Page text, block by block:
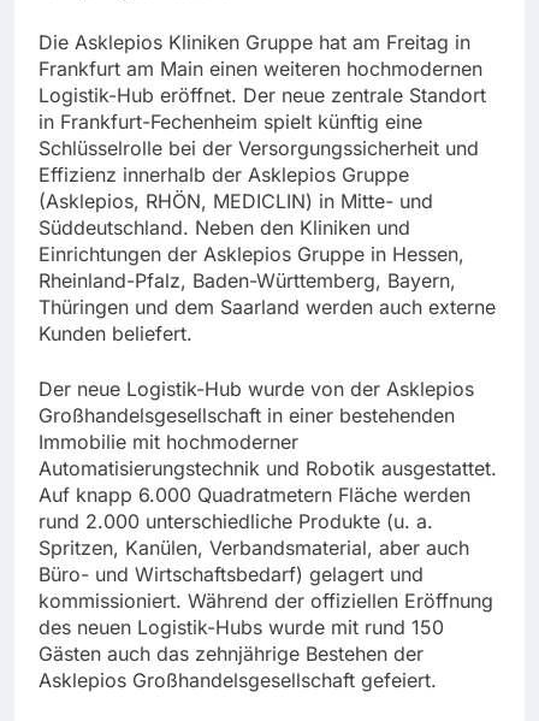
Die Asklepios Kliniken Gruppe hat am Freitag in
Frankfurt am Main einen weiteren hochmodernen
Logistik-Hub eröffnet. Der neue zentrale Standort
in Frankfurt-Fechenheim spielt künftig eine
Schlüsselrolle bei der Versorgungssicherheit und
Effizienz innerhalb der Asklepios Gruppe
(Asklepios, RHÖN, MEDICLIN) in Mitte- und
Süddeutschland. Neben den Kliniken und
Einrichtungen der Asklepios Gruppe in Hessen,
Rheinland-Pfalz, Baden-Württemberg, Bayern,
Thüringen und dem Saarland werden auch externe
Kunden beliefert.
Der neue Logistik-Hub wurde von der Asklepios
Großhandelsgesellschaft in einer bestehenden
Immobilie mit hochmoderner
Automatisierungstechnik und Robotik ausgestattet.
Auf knapp 6.000 Quadratmetern Fläche werden
rund 2.000 unterschiedliche Produkte (u. a.
Spritzen, Kanülen, Verbandsmaterial, aber auch
Büro- und Wirtschaftsbedarf) gelagert und
kommissioniert. Während der offiziellen Eröffnung
des neuen Logistik-Hubs wurde mit rund 150
Gästen auch das zehnjährige Bestehen der
Asklepios Großhandelsgesellschaft gefeiert.